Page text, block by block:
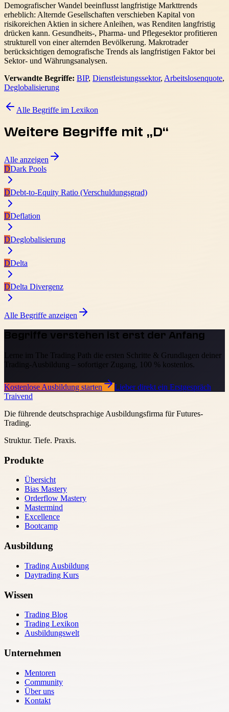
Demografischer Wandel beeinflusst langfristige Markttrends
erheblich: Alternde Gesellschaften verschieben Kapital von
risikoreichen Aktien in sichere Anleihen, was Renditen langfristig
drücken kann. Gesundheits-, Pharma- und Pflegesektor profitieren
strukturell von einer alternden Bevölkerung. Makrotrader
berücksichtigen demografische Trends als langfristigen Faktor bei
Sektor- und Währungsanalysen.
Verwandte Begriffe: BIP, Dienstleistungssektor, Arbeitslosenquote,
Deglobalisierung
Alle Begriffe im Lexikon
Weitere Begriffe mit „ D“
Alle anzeigen
DDark Pools
DDebt-to-Equity Ratio (Verschuldungsgrad)
DDeflation
DDeglobalisierung
DDelta
DDelta Divergenz
Alle Begriffe anzeigen
Begriffe verstehen ist erst der Anfang
Lerne im The Trading Path die ersten Schritte & Grundlagen deiner
Trading-Ausbildung – sofortiger Zugang, 100 % kostenlos.
Kostenlose Ausbildung starten
Lieber direkt ein Erstgespräch
Traivend
Die führende deutschsprachige Ausbildungsfirma für Futures-
Trading.
Struktur. Tiefe. Praxis.
Produkte
Übersicht
Bias Mastery
Orderflow Mastery
Mastermind
Excellence
Bootcamp
Ausbildung
Trading Ausbildung
Daytrading Kurs
Wissen
Trading Blog
Trading Lexikon
Ausbildungswelt
Unternehmen
Mentoren
Community
Über uns
Kontakt